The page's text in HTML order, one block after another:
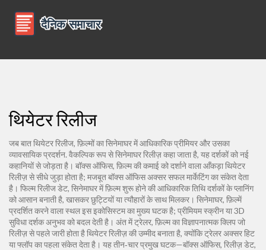
थियेटर रिलीज
जब बातथियेटर रिलीज, फ़िल्मों का सिनेमाघर में आधिकारिक प्रीमियर और उसका
व्यावसायिक प्रदर्शन. वैकल्पिक रूप सेसिनेमाघर रिलीज़कहा जाता है, यह दर्शकों को नई
कहानियों से जोड़ता है । बॉक्स ऑफिस, फ़िल्म की कमाई को दर्शाने वाला आँकड़ाथियेटर
रिलीज़ से सीधे जुड़ा होता है; मजबूत बॉक्स ऑफिस अक्सर सफल मार्केटिंग का संकेत देता
है। फिल्म रिलीज डेट, सिनेमाघर में फ़िल्म शुरू होने की आधिकारिक तिथिदर्शकों के प्लानिंग
को आसान बनाती है, खासकर छुट्टियों या त्यौहारों के साथ मिलकर। सिनेमाघर, फ़िल्में
प्रदर्शित करने वाला स्थलइस इकोसिस्टम का मुख्य घटक है; प्रीमियम स्क्रीन या 3D
सुविधा दर्शक अनुभव को बदल देती है। अंत मेंट्रेलर, फ़िल्म का विज्ञापनात्मक क्लिप जो
रिलीज़ से पहले जारी होता हैथियेटर रिलीज़ की उम्मीद बनाता है, क्योंकि ट्रेलर अक्सर हिट
या फ्लॉप का पहला संकेत देता है। यह तीन‑चार प्रमुख घटक—बॉक्स ऑफिस, रिलीज़ डेट,